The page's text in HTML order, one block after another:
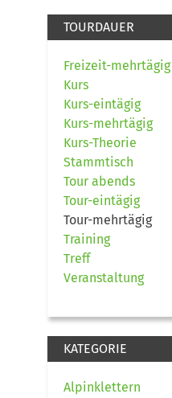
TOURDAUER
Freizeit-mehrtägig
Kurs
Kurs-eintägig
Kurs-mehrtägig
Kurs-Theorie
Stammtisch
Tour abends
Tour-eintägig
Tour-mehrtägig
Training
Treff
Veranstaltung
KATEGORIE
Alpinklettern